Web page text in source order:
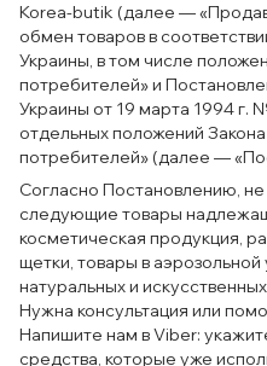
Korea-butik (далее —
обмен товаров в
Украины, в том числе
потребителей» и
Украины от 19 марта 1994 г.
отдельных положений
потребителей» (далее —
Согласно Постановлению,
следующие товары
косметическая продукция,
щетки, товары в аэрозольной
натуральных и
Нужна консультация или
Напишите нам в Viber:
средства, которые уже